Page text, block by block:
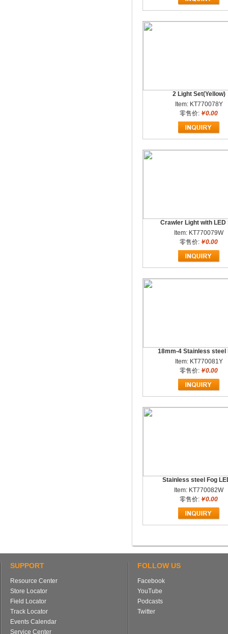
2 Light Set(Yellow)
Item: KT770078Y
零售价: ￥0.00
Crawler Light with LED
Item: KT770079W
零售价: ￥0.00
18mm-4 Stainless steel
Item: KT770081Y
零售价: ￥0.00
Stainless steel Fog
Item: KT770082W
零售价: ￥0.00
SUPPORT
Resource Center
Store Locator
Field Locator
Track Locator
Events Calendar
Service Center
FOLLOW US
Facebook
YouTube
Podcasts
Twitter